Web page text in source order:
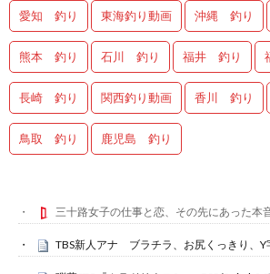
愛知 釣り 東海釣り動画 沖縄 釣り
熊本 釣り 石川 釣り 福井 釣り
長崎 釣り 関西釣り動画 香川 釣り
鳥取 釣り 鹿児島 釣り
三十路女子の仕事と恋、その先にあった本
TBS新人アナ ブラチラ、お尻くっきり、Y